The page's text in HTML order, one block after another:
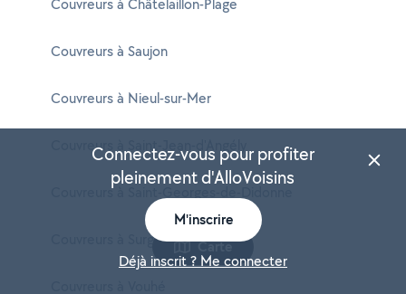
Couvreurs à Châtelaillon-Plage
Couvreurs à Saujon
Couvreurs à Nieul-sur-Mer
Couvreurs à Saint-Jean-d'Angély
Couvreurs à Saint-Georges-de-Didonne
Couvreurs à Surgères Carte
Connectez-vous pour profiter
pleinement d'AlloVoisins
M'inscrire
Déjà inscrit ? Me connecter